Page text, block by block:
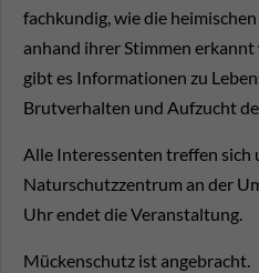
fachkundig, wie die
anhand ihrer Stimmen
gibt es Informationen zu
Brutverhalten und Aufzucht
Alle Interessenten treffen sich
Naturschutzzentrum an der
Uhr endet die Veranstaltung.
Mückenschutz ist angebracht.